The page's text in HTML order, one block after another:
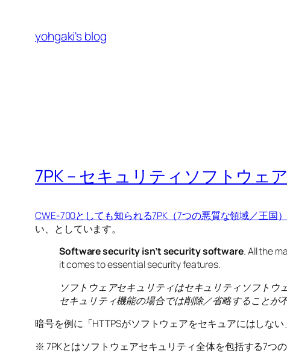
yohgaki's blog
7PK – セキュリティソフトウェ
CWE-700としても知られる7PK（7つの悪質な領域／王国）
い、としています。
Software security isn’t security software. All the
it comes to essential security features.
ソフトウェアセキュリティはセキュリティソフト
セキュリティ機能の場合では削除／省略することが
暗号を例に「HTTPSがソフトウェアをセキュアにはしな
※ 7PKとはソフトウェアセキュリティ全体を包括する7つ